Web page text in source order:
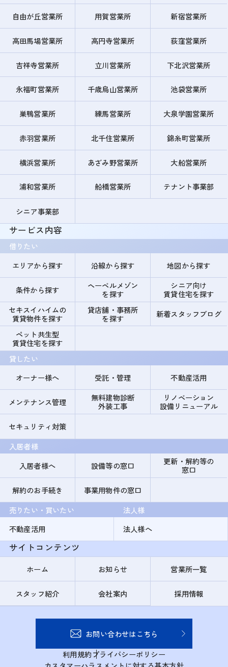
自由が丘営業所 用賀営業所 新宿営業所
高田馬場営業所 高円寺営業所 荻窪営業所
吉祥寺営業所 立川営業所 下北沢営業所
永福町営業所 千歳烏山営業所 池袋営業所
巣鴨営業所 練馬営業所 大泉学園営業所
赤羽営業所 北千住営業所 錦糸町営業所
横浜営業所 あざみ野営業所 大船営業所
浦和営業所 船橋営業所 テナント事業部
シニア事業部
サービス内容
借りたい
エリアから探す
沿線から探す 地図から探す
条件から探す
ヘーベルメゾン
を探す
シニア向け
賃貸住宅を探す
セキスイハイムの
賃貸物件を探す
貸店舗・事務所
を探す
新着スタッフブログ
ペット共生型
賃貸住宅を探す
貸したい
オーナー様へ
受託・管理 不動産活用
メンテナンス管理
無料建物診断
外装工事
リノベーション
設備リニューアル
セキュリティ対策
入居者様
入居者様へ
設備等の窓口
更新・解約等の
窓口
解約のお手続き
事業用物件の窓口
売りたい・買いたい
不動産活用
法人様
法人様へ
サイトコンテンツ
ホーム お知らせ 営業所一覧
スタッフ紹介 会社案内 採用情報
お問い合わせはこちら
利用規約プライバシーポリシー